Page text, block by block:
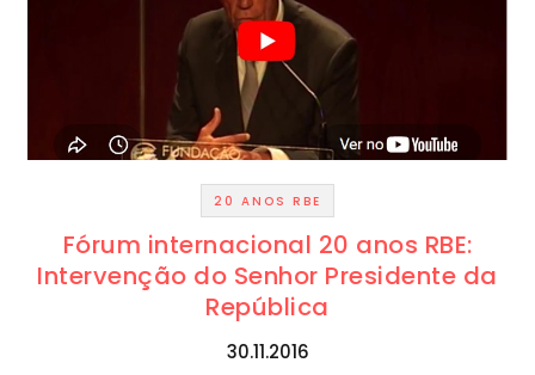
20 ANOS RBE
Fórum internacional 20 anos RBE:
Intervenção do Senhor Presidente da
República
30.11.2016